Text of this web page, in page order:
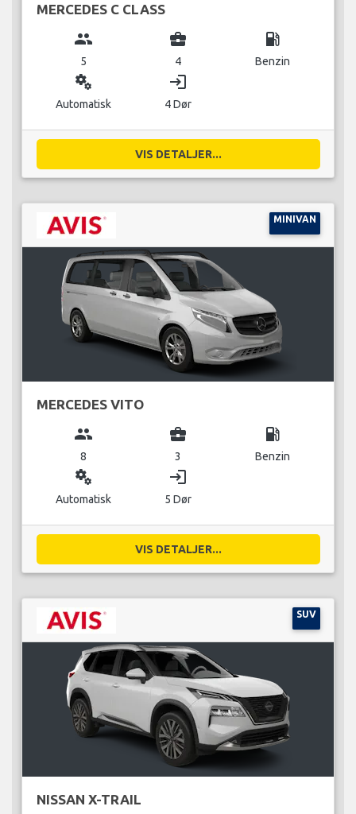
MERCEDES C CLASS
group
5
business_center
4
local_gas_station
Benzin
miscellaneous_services
Automatisk
login
4 Dør
VIS DETALJER...
MINIVAN
MERCEDES VITO
group
8
business_center
3
local_gas_station
Benzin
miscellaneous_services
Automatisk
login
5 Dør
VIS DETALJER...
SUV
NISSAN X-TRAIL